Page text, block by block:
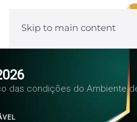
Skip to main content
das condições do Ambiente